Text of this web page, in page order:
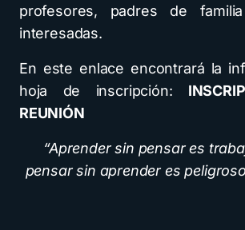
profesores, padres de
interesadas.
En este enlace encontrará la
hoja de inscripción:
REUNIÓN
“Aprender sin pensar es
pensar sin aprender es